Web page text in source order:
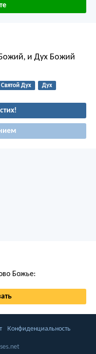
и Дух Божий
Святой Дух Дух
Божье:
Конфиденциальность